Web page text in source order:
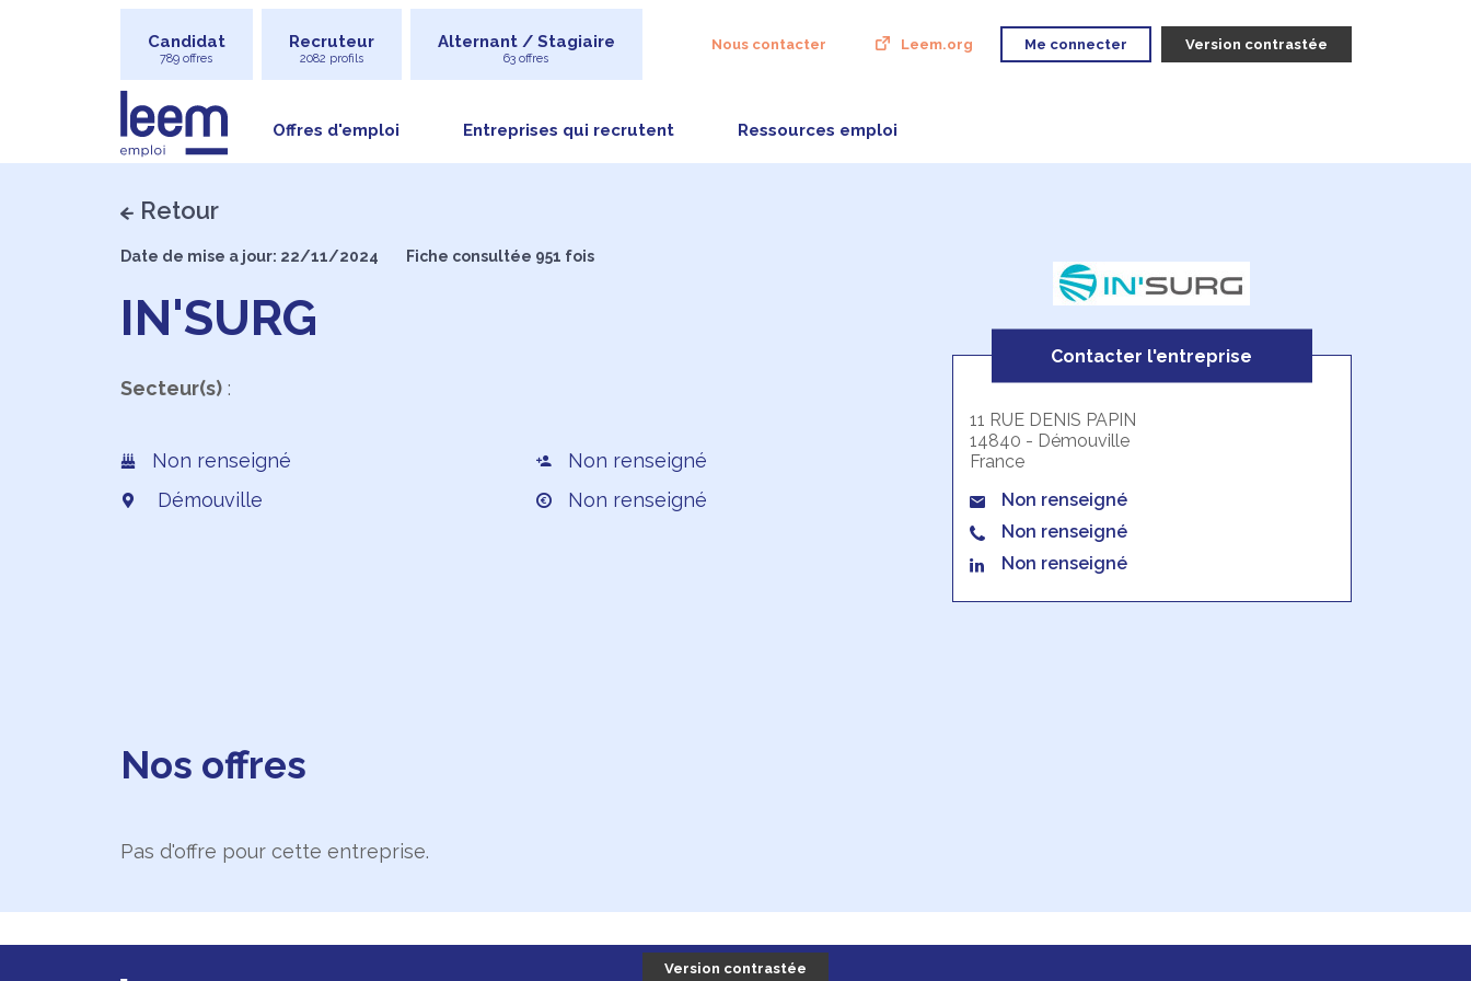
Candidat
789 offres
Recruteur
2082 profils
Alternant / Stagiaire
63 offres
Nous contacter Leem.org Me connecter Version contrastée
Offres d'emploi Entreprises qui recrutent Ressources emploi
Retour
Date de mise a jour: 22/11/2024 Fiche consultée 951 fois
IN'SURG
Secteur(s):
Non renseigné
Démouville
Non renseigné
Non renseigné
Contacter l'entreprise
11 RUE DENIS PAPIN
14840 - Démouville
France
Non renseigné
Non renseigné
Non renseigné
Nos offres
Pas d'offre pour cette entreprise.
Version contrastée